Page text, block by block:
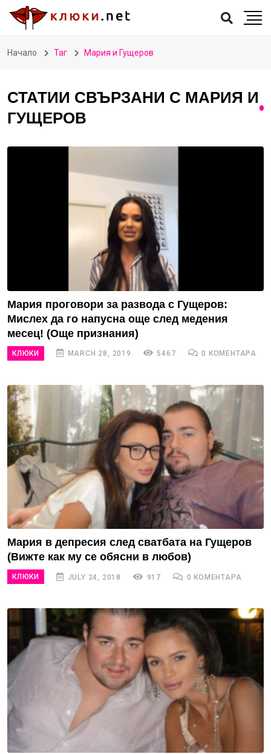
Начало Таг Мария и Гущеров
СТАТИИ СВЪРЗАНИ С МАРИЯ И
ГУЩЕРОВ
Мария проговори за развода с Гущеров:
Мислех да го напусна още след медения
месец! (Още признания)
КЛЮКИ MARCH 28, 2019 5467 0 КОМЕНТАРА
Мария в депресия след сватбата на Гущеров
(Вижте как му се обясни в любов)
КЛЮКИ JULY 24, 2018 917 0 КОМЕНТАРА